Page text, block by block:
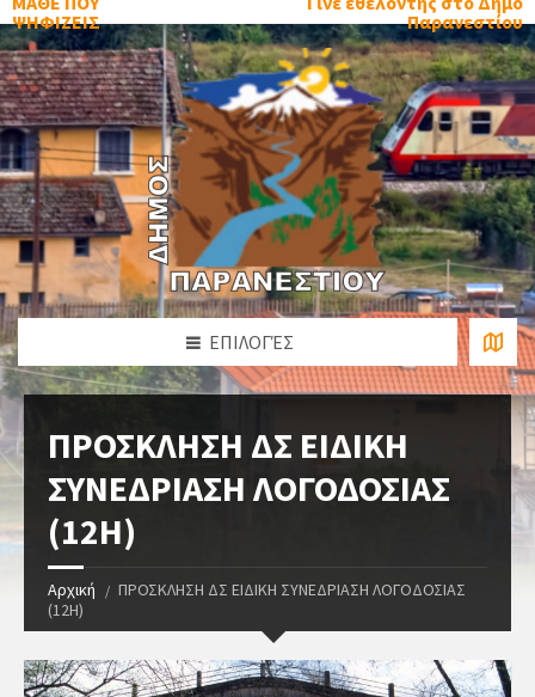
ΨΗΦΙΖΕΙΣ
Παρανεστίου
ΕΠΙΛΟΓΈΣ
ΠΡΟΣΚΛΗΣΗ ΔΣ ΕΙΔΙΚΗ
ΣΥΝΕΔΡΙΑΣΗ ΛΟΓΟΔΟΣΙΑΣ
(12H)
Αρχική
ΠΡΟΣΚΛΗΣΗ ΔΣ ΕΙΔΙΚΗ ΣΥΝΕΔΡΙΑΣΗ ΛΟΓΟΔΟΣΙΑΣ
(12H)